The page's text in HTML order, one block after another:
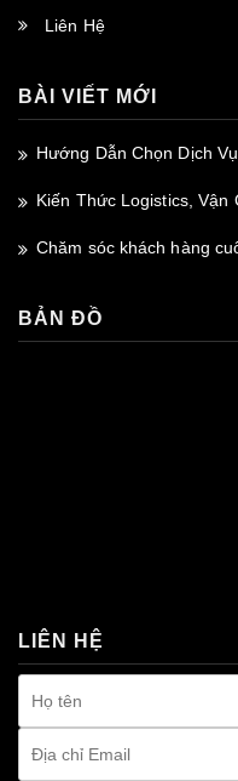
Liên Hệ
BÀI VIẾT MỚI
Hướng Dẫn Chọn Dịch
Kiến Thức Logistics, Vận
Chăm sóc khách hàng
BẢN ĐỒ
LIÊN HỆ